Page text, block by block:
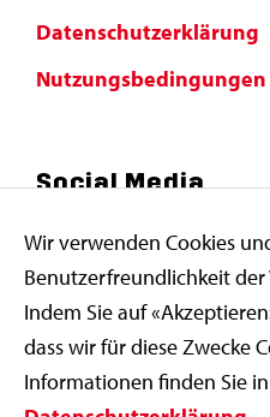
Datenschutzerklärung
Nutzungsbedingungen
Social Media
Wir verwenden Cookies
Benutzerfreundlichkeit der
Indem Sie auf
dass wir für diese Zwecke
Informationen finden Sie